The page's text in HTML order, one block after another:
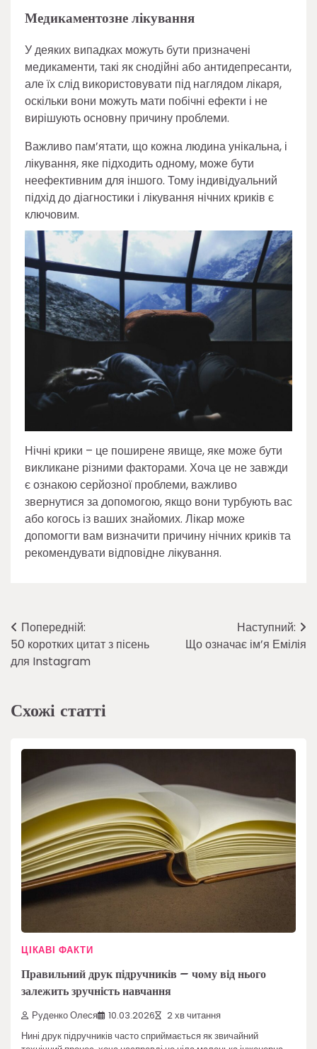
Медикаментозне лікування
У деяких випадках можуть бути призначені
медикаменти, такі як снодійні або антидепресанти,
але їх слід використовувати під наглядом лікаря,
оскільки вони можуть мати побічні ефекти і не
вирішують основну причину проблеми.
Важливо пам’ятати, що кожна людина унікальна, і
лікування, яке підходить одному, може бути
неефективним для іншого. Тому індивідуальний
підхід до діагностики і лікування нічних криків є
ключовим.
Нічні крики – це поширене явище, яке може бути
викликане різними факторами. Хоча це не завжди
є ознакою серйозної проблеми, важливо
звернутися за допомогою, якщо вони турбують вас
або когось із ваших знайомих. Лікар може
допомогти вам визначити причину нічних криків та
рекомендувати відповідне лікування.
Навігація
записів
Попередній:
50 коротких цитат з пісень
для Instagram
Наступний:
Що означає ім’я Емілія
Схожі статті
ЦІКАВІ ФАКТИ
Правильний друк підручників – чому від нього
залежить зручність навчання
Руденко Олеся 10.03.2026 2 хв читання
Нині друк підручників часто сприймається як звичайний